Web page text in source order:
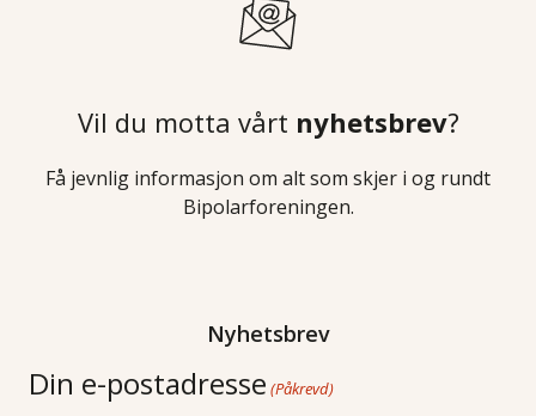
Vil du motta vårt nyhetsbrev?
Få jevnlig informasjon om alt som skjer i og rundt
Bipolarforeningen.
Nyhetsbrev
Din e-postadresse (Påkrevd)